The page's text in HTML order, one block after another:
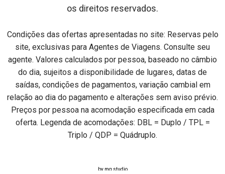
os direitos reservados.
Condições das ofertas apresentadas no site: Reservas pelo
site, exclusivas para Agentes de Viagens. Consulte seu
agente. Valores calculados por pessoa, baseado no câmbio
do dia, sujeitos a disponibilidade de lugares, datas de
saídas, condições de pagamentos, variação cambial em
relação ao dia do pagamento e alterações sem aviso prévio.
Preços por pessoa na acomodação especificada em cada
oferta. Legenda de acomodações: DBL = Duplo / TPL =
Triplo / QDP = Quádruplo.
by mg studio